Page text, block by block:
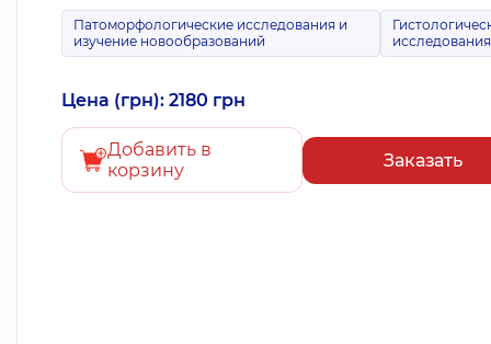
Патоморфологические исследования и
изучение новообразований
исследования
Цена (грн): 2180 грн
Добавить в
корзину
Заказать